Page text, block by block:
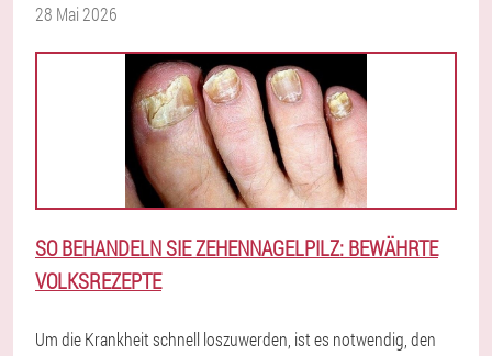
28 Mai 2026
SO BEHANDELN SIE ZEHENNAGELPILZ: BEWÄHRTE
VOLKSREZEPTE
Um die Krankheit schnell loszuwerden, ist es notwendig, den